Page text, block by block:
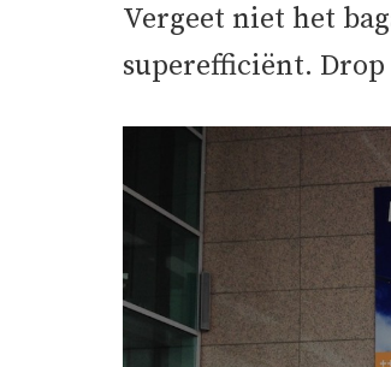
Vergeet niet het
superefficiënt.